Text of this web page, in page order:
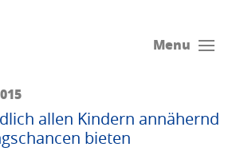
Menu
allen Kindern annähernd
bieten